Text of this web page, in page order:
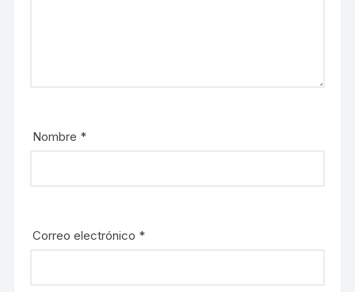
Nombre *
Correo electrónico *